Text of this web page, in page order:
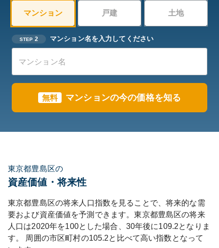
マンション 戸建 土地
STEP 2 マンション名を入力してください
無料 マンションの今の価格を知る
東京都豊島区の
資産価値・将来性
東京都豊島区の将来人口指数を見ることで、将来的な需
要および資産価値を予測できます。東京都豊島区の将来
人口は2020年を100とした場合、30年後に109.2となりま
す。
周囲の市区町村の105.2と比べて高い指数となって